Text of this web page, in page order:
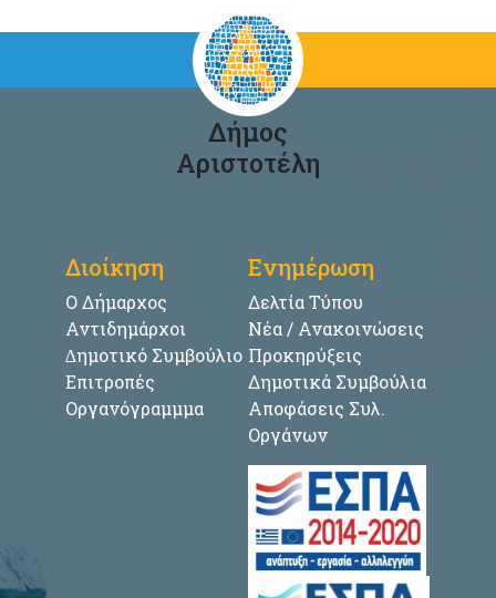
Δήμος
Αριστοτέλη
Διοίκηση
Ο Δήμαρχος
Αντιδημάρχοι
∆ημοτικό Συμβούλιο
Επιτροπές
Οργανόγραμμμα
Ενημέρωση
Δελτία Τύπου
Νέα / Ανακοινώσεις
Προκηρύξεις
Δημοτικά Συμβούλια
Αποφάσεις Συλ.
Οργάνων